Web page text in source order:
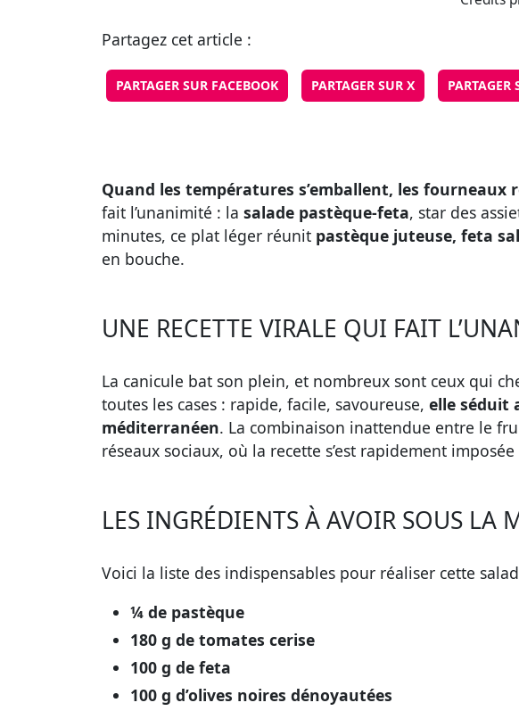
Partagez cet article :
PARTAGER SUR FACEBOOK PARTAGER SUR X PARTAGER
Quand les températures s’emballent, les fourneaux
fait l’unanimité : la salade pastèque-feta, star des
minutes, ce plat léger réunit pastèque juteuse, feta
en bouche.
UNE RECETTE VIRALE QUI FAIT
La canicule bat son plein, et nombreux sont ceux qui
toutes les cases : rapide, facile, savoureuse, elle séduit
méditerranéen. La combinaison inattendue entre le
réseaux sociaux, où la recette s’est rapidement
LES INGRÉDIENTS À AVOIR SOUS LA
Voici la liste des indispensables pour réaliser cette
¼ de pastèque
180 g de tomates cerise
100 g de feta
100 g d’olives noires dénoyautées